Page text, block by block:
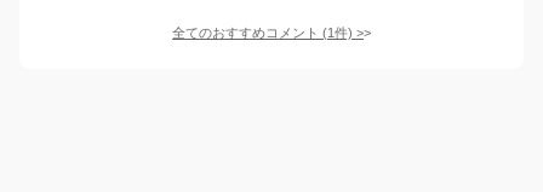
全てのおすすめコメント (1件) >